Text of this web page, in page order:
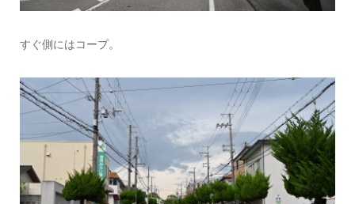
すぐ側にはコープ。